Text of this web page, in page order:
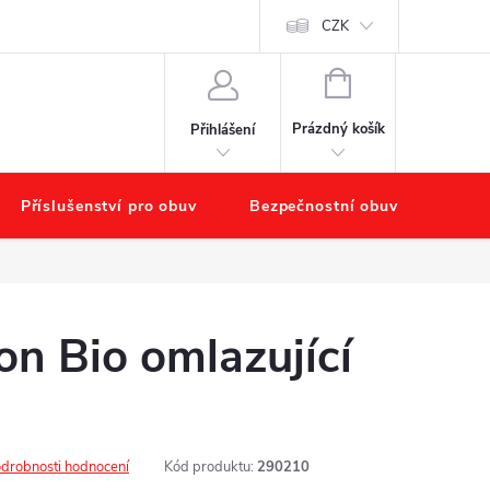
Obchodní podmínky
CZK
Přihlášení
NÁKUPNÍ
Prázdný košík
Příslušenství pro obuv Bezpečnostní obuv
Bio omlazující
hodnocení Kód produktu: 290210